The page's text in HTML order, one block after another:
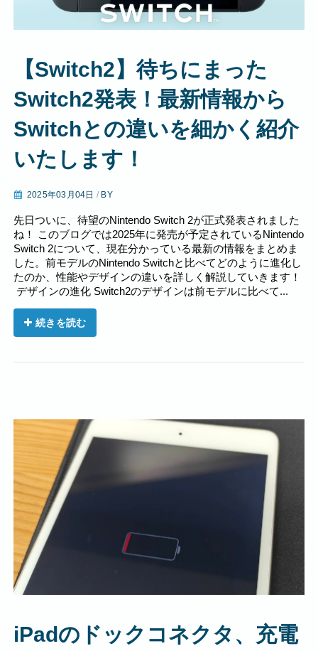
【Switch2】待ちにまった
Switch2発表！最新情報から
Switchとの違いを細かく紹介
いたします！
2025年03月04日 / BY
先日ついに、待望のNintendo Switch 2が正式発表されました
ね！ このブログでは2025年に発売が予定されているNintendo
Switch 2について、現在分かっている最新の情報をまとめま
した。前モデルのNintendo Switchと比べてどのように進化し
たのか、性能やデザインの違いを詳しく解説していきます！
デザインの進化 Switch2のデザインは前モデルに比べて...
続きを読む
iPadのドックコネクタ、充電